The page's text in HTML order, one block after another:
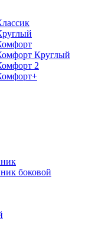
Круглый
2
боковой